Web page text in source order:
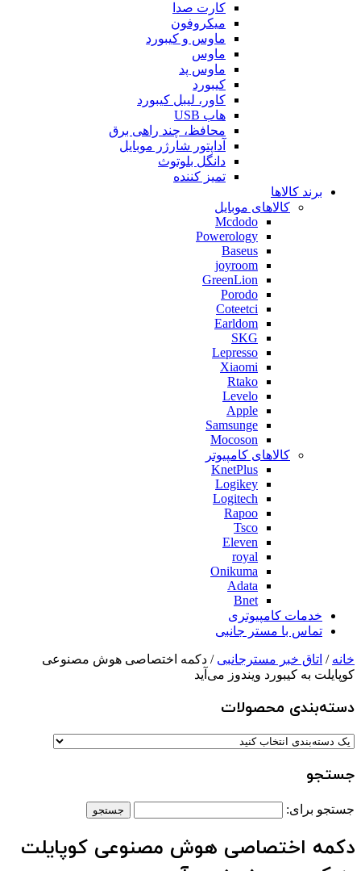
کارت صدا
میکروفون
ماوس و کیبورد
ماوس
ماوس پد
کیبورد
کاور، لیبل کیبورد
هاب USB
محافظ، چند راهی برق
آداپتور شارژر موبایل
دانگل بلوتوث
تمیز کننده
برند کالاها
کالاهای موبایل
Mcdodo
Powerology
Baseus
joyroom
GreenLion
Porodo
Coteetci
Earldom
SKG
Lepresso
Xiaomi
Rtako
Levelo
Apple
Samsunge
Mocoson
کالاهای کامپیوتر
KnetPlus
Logikey
Logitech
Rapoo
Tsco
Eleven
royal
Onikuma
Adata
Bnet
خدمات کامپیوتری
تماس با مستر جانبی
خانه / اتاق خبر مسترجانبی / دکمه اختصاصی هوش مصنوعی
کوپایلت به کیبورد ویندوز می‌آید
دسته‌بندی‌ محصولات
جستجو
جستجو برای:
دکمه اختصاصی هوش مصنوعی کوپایلت